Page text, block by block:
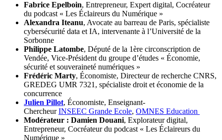
Fabrice Epelboin, Entrepreneur, Expert digital, Cocréateur
du podcast « Les Éclaireurs du Numérique »
Alexandra Iteanu, Avocate au barreau de Paris, spécialiste
cybersécurité data et IA, intervenante à l’Université de la
Sorbonne
Philippe Latombe, Député de la 1ère circonscription de
Vendée, Vice-Président du groupe d’études « Économie,
sécurité et souveraineté numériques »
Frédéric Marty, Économiste, Directeur de recherche CNRS,
GREDEG UMR 7321, spécialiste droit et économie de la
concurrence
Julien Pillot, Économiste, Enseignant-
ChercheurINSEEC Grande Ecole, OMNES Education
Modérateur : Damien Douani, Explorateur digital,
Entrepreneur, Cocréateur du podcast « Les Éclaireurs du
Numérique »